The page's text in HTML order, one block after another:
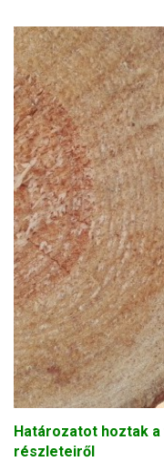
Határozatot hoztak
részleteiről